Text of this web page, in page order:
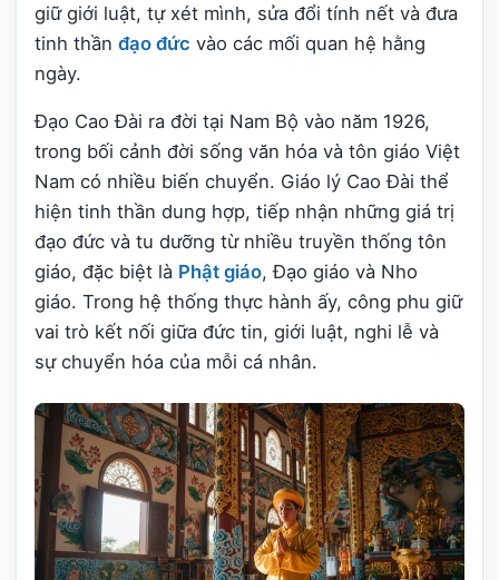
giữ giới luật, tự xét mình, sửa đổi tính nết và đưa
tinh thần đạo đức vào các mối quan hệ hằng
ngày.
Đạo Cao Đài ra đời tại Nam Bộ vào năm 1926,
trong bối cảnh đời sống văn hóa và tôn giáo Việt
Nam có nhiều biến chuyển. Giáo lý Cao Đài thể
hiện tinh thần dung hợp, tiếp nhận những giá trị
đạo đức và tu dưỡng từ nhiều truyền thống tôn
giáo, đặc biệt là Phật giáo, Đạo giáo và Nho
giáo. Trong hệ thống thực hành ấy, công phu giữ
vai trò kết nối giữa đức tin, giới luật, nghi lễ và
sự chuyển hóa của mỗi cá nhân.